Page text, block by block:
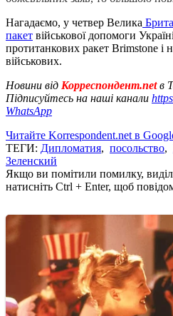
Нагадаємо, у четвер Велика
пакет військової допомоги
протитанкових ракет Brimstone і
військових.
Новини від Корреспондент.netв
Підписуйтесь на наші канали
WhatsApp
Читайте Korrespondent.net в
ТЕГИ: Дипломатия, посольство,
Зеленский
Якщо ви помітили помилку,
натисніть Ctrl + Enter, щоб